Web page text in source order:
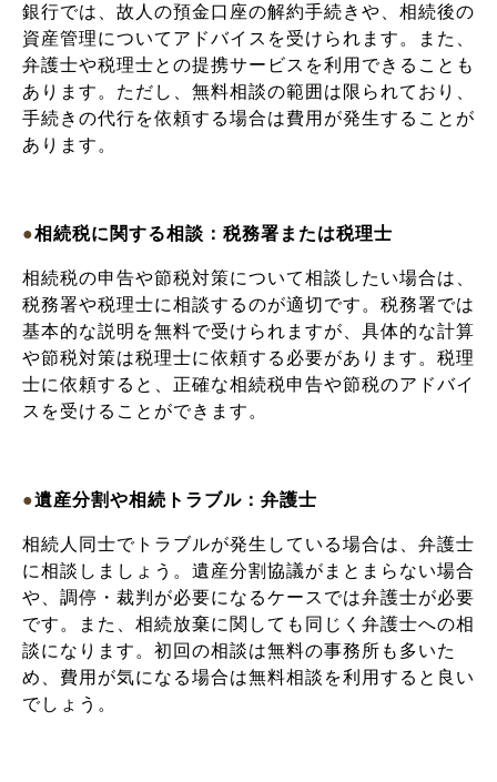
銀行では、故人の預金口座の解約手続きや、相続後の
資産管理についてアドバイスを受けられます。また、
弁護士や税理士との提携サービスを利用できることも
あります。ただし、無料相談の範囲は限られており、
手続きの代行を依頼する場合は費用が発生することが
あります。
●相続税に関する相談：税務署または税理士
相続税の申告や節税対策について相談したい場合は、
税務署や税理士に相談するのが適切です。税務署では
基本的な説明を無料で受けられますが、具体的な計算
や節税対策は税理士に依頼する必要があります。税理
士に依頼すると、正確な相続税申告や節税のアドバイ
スを受けることができます。
●遺産分割や相続トラブル：弁護士
相続人同士でトラブルが発生している場合は、弁護士
に相談しましょう。遺産分割協議がまとまらない場合
や、調停・裁判が必要になるケースでは弁護士が必要
です。また、相続放棄に関しても同じく弁護士への相
談になります。初回の相談は無料の事務所も多いた
め、費用が気になる場合は無料相談を利用すると良い
でしょう。